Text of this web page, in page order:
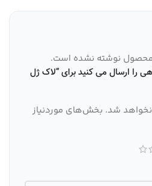
نوشته نشده است.
را ارسال می کنید برای “لاک ژل
نخواهد شد. بخش‌های موردنیاز